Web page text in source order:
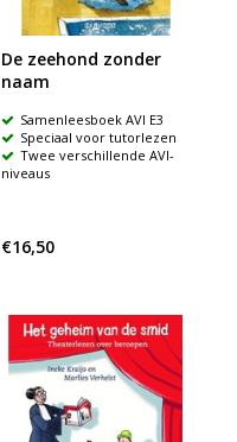
De zeehond zonder
naam
Samenleesboek AVI E3
Speciaal voor tutorlezen
Twee verschillende AVI-
niveaus
€16,50